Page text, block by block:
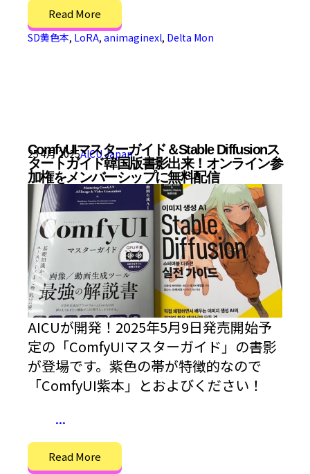
Read More
SD黄色本, LoRA, animaginexl, Delta Mon
ComfyUIマスターガイド＆Stable Diffusionス
タートガイド韓国版書影出来！オンライン参
加権をメンバーシップに無料配信
25 4月 2025AICU Japan
AICUが開発！2025年5月9日発売開始予
定の「ComfyUIマスターガイド」の書影
が登場です。紫色の帯が特徴的なので
「ComfyUI紫本」とおよびください！
...
Read More